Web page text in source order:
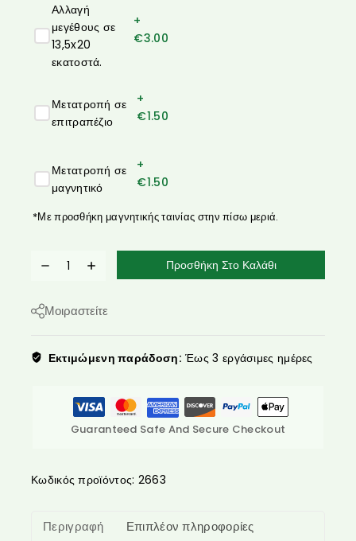
Αλλαγή
μεγέθους σε
13,5x20
εκατοστά.
+
€3.00
Μετατροπή σε
επιτραπέζιο
+
€1.50
Μετατροπή σε
μαγνητικό
+
€1.50
*Με προσθήκη μαγνητικής ταινίας στην πίσω μεριά.
Προσθήκη Στο Καλάθι
Μοιραστείτε
Εκτιμώμενη παράδοση: Έως 3 εργάσιμες ημέρες
Guaranteed Safe And Secure Checkout
Κωδικός προϊόντος: 2663
Περιγραφή Επιπλέον πληροφορίες